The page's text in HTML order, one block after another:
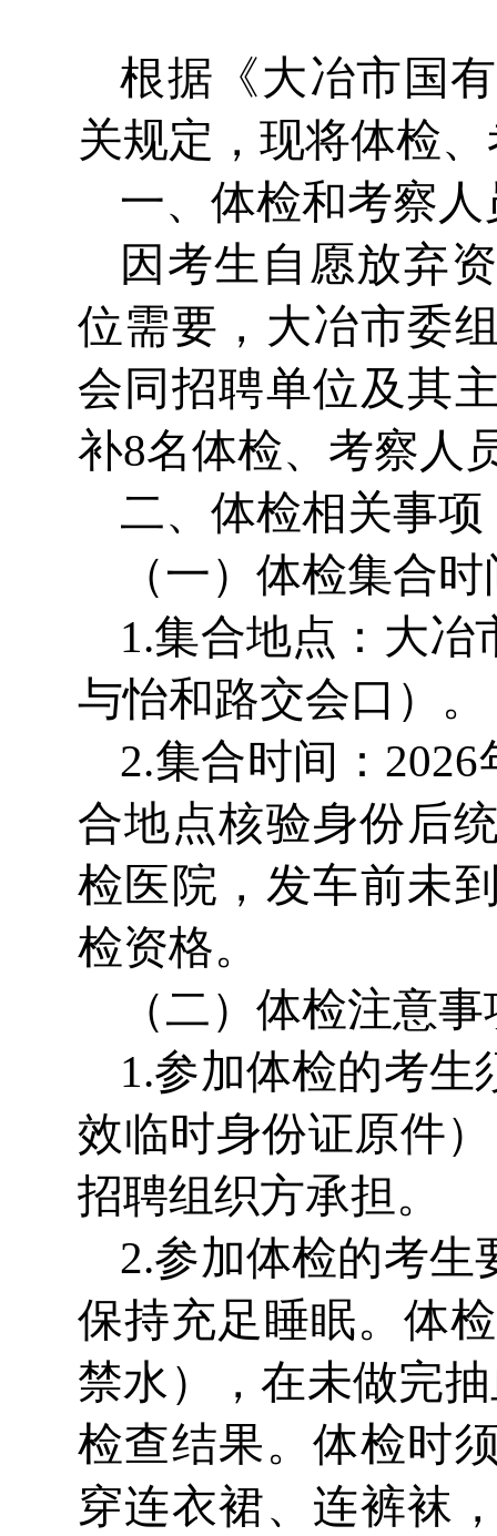
根据《大冶市国
关规定，现将体检
一、体检和考察人
因考生自愿放弃
位需要，大冶市委
会同招聘单位及其
补8名体检、考察人
二、体检相关事项
（一）体检集合
1.集合地点：大
与怡和路交会口）。
2.集合时间：
合地点核验身份后
检医院，发车前未
检资格。
（二）体检注意事
1.参加体检的考
效临时身份证原件
招聘组织方承担。
2.参加体检的考生
保持充足睡眠。体
禁水），在未做完
检查结果。体检时
穿连衣裙、连裤袜